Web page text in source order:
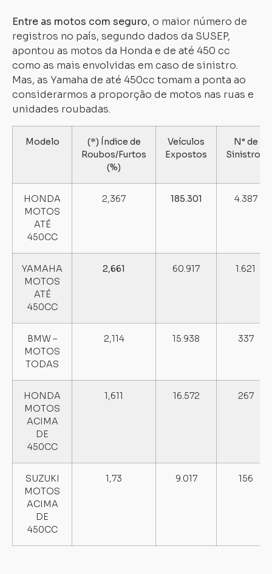
Entre as motos com seguro, o maior número de
registros no país, segundo dados da SUSEP,
apontou as motos da Honda e de até 450 cc
como as mais envolvidas em caso de sinistro.
Mas, as Yamaha de até 450cc tomam a ponta ao
considerarmos a proporção de motos nas ruas e
unidades roubadas.
Modelo
(*) Índice de
Roubos/Furtos
(%)
Veículos
Expostos
N° de
Sinistros
HONDA
MOTOS
ATÉ
450CC
2,367 185.301 4.387
YAMAHA
MOTOS
ATÉ
450CC
2,661 60.917 1.621
BMW –
MOTOS
TODAS
2,114 15.938 337
HONDA
MOTOS
ACIMA
DE
450CC
1,611 16.572 267
SUZUKI
MOTOS
ACIMA
DE
450CC
1,73 9.017 156